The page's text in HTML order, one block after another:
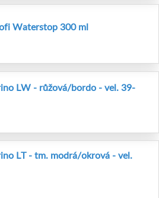
Waterstop 300 ml
LW - růžová/bordo - vel. 39-
LT - tm. modrá/okrová - vel.